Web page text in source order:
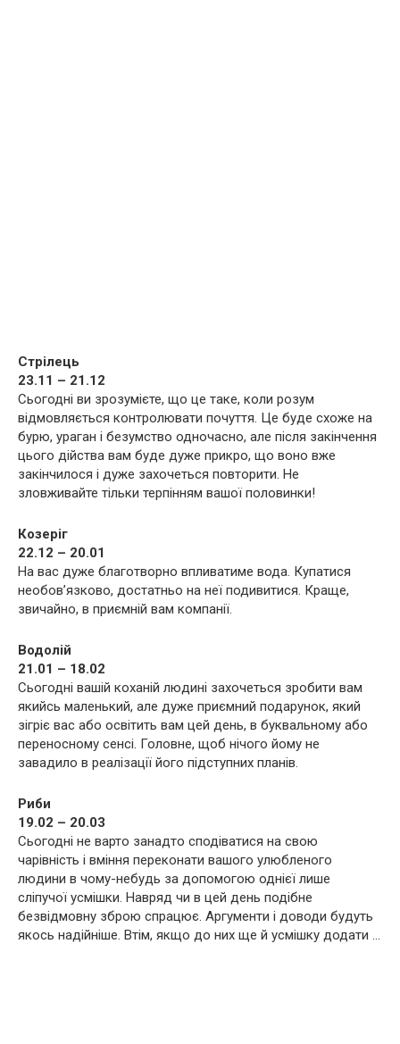
Стрілець
23.11 – 21.12
Сьогодні ви зрозумієте, що це таке, коли розум
відмовляється контролювати почуття. Це буде схоже на
бурю, ураган і безумство одночасно, але після закінчення
цього дійства вам буде дуже прикро, що воно вже
закінчилося і дуже захочеться повторити. Не
зловживайте тільки терпінням вашої половинки!
Козеріг
22.12 – 20.01
На вас дуже благотворно впливатиме вода. Купатися
необов’язково, достатньо на неї подивитися. Краще,
звичайно, в приємній вам компанії.
Водолій
21.01 – 18.02
Сьогодні вашій коханій людині захочеться зробити вам
якийсь маленький, але дуже приємний подарунок, який
зігріє вас або освітить вам цей день, в буквальному або
переносному сенсі. Головне, щоб нічого йому не
завадило в реалізації його підступних планів.
Риби
19.02 – 20.03
Сьогодні не варто занадто сподіватися на свою
чарівність і вміння переконати вашого улюбленого
людини в чому-небудь за допомогою однієї лише
сліпучої усмішки. Навряд чи в цей день подібне
безвідмовну зброю спрацює. Аргументи і доводи будуть
якось надійніше. Втім, якщо до них ще й усмішку додати …